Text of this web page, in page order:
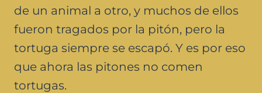
de un animal a otro, y muchos de ellos
fueron tragados por la pitón, pero la
tortuga siempre se escapó. Y es por eso
que ahora las pitones no comen
tortugas.